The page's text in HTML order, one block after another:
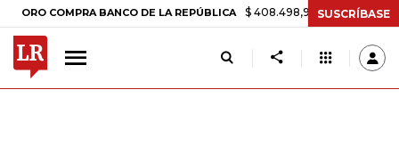
COMPRA BANCO DE LA REPÚBLICA $ 408.498,97 +$ 8.753,81 +2,19%
SUSCRÍBASE